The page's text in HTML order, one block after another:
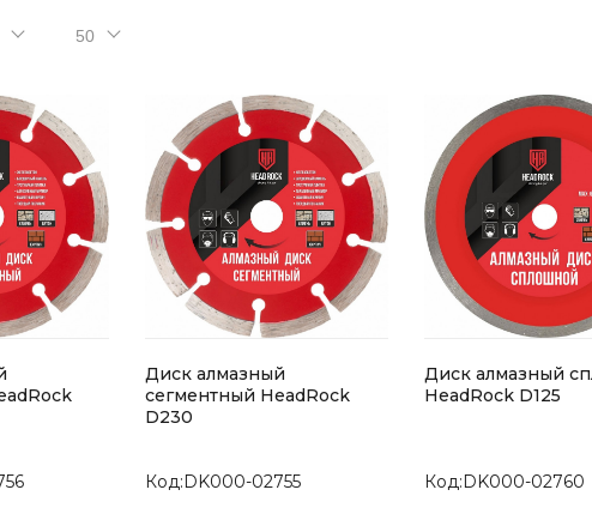
50
Диск алмазный
сегментный HeadRock
D230
Код:DK000-02755
Диск алмазный
HeadRock D125
Код:DK000-02760